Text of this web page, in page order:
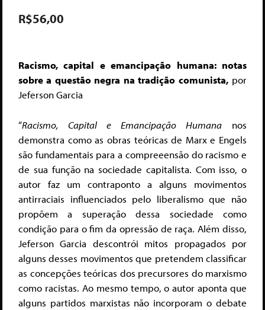
R$56,00
Racismo, capital e emancipação humana: notas
sobre a questão negra na tradição comunista,por
Jeferson Garcia
“Racismo, Capital e Emancipação Humana nos
demonstra como as obras teóricas de Marx e Engels
são fundamentais para a compreeensão do racismo e
de sua função na sociedade capitalista. Com isso, o
autor faz um contraponto a alguns movimentos
antirraciais influenciados pelo liberalismo que não
propõem a superação dessa sociedade como
condição para o fim da opressão de raça. Além disso,
Jeferson Garcia descontrói mitos propagados por
alguns desses movimentos que pretendem classificar
as concepções teóricas dos precursores do marxismo
como racistas. Ao mesmo tempo, o autor aponta que
alguns partidos marxistas não incorporam o debate